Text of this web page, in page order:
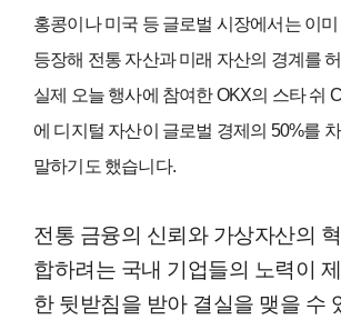
홍콩이나 미국 등 글로벌 시장에서는 이미
등장해 전통 자산과 미래 자산의 경계를
실제 오늘 행사에 참여한 OKX의 스타 쉬
에 디지털 자산이 글로벌 경제의 50%를
말하기도 했습니다.
전통 금융의 신뢰와 가상자산의
합하려는 국내 기업들의 노력이
한 뒷받침을 받아 결실을 맺을 수